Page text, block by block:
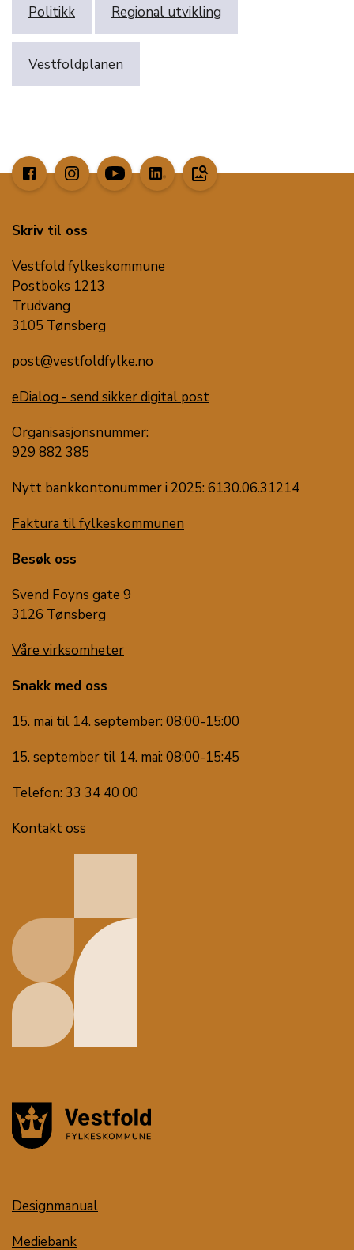
Politikk Regional utvikling
Vestfoldplanen
image_search
Skriv til oss
Vestfold fylkeskommune
Postboks 1213
Trudvang
3105 Tønsberg
post@vestfoldfylke.no
eDialog - send sikker digital post
Organisasjonsnummer:
929 882 385
Nytt bankkontonummer i 2025: 6130.06.31214
Faktura til fylkeskommunen
Besøk oss
Svend Foyns gate 9
3126 Tønsberg
Våre virksomheter
Snakk med oss
15. mai til 14. september: 08:00-15:00
15. september til 14. mai: 08:00-15:45
Telefon: 33 34 40 00
Kontakt oss
Designmanual
Mediebank